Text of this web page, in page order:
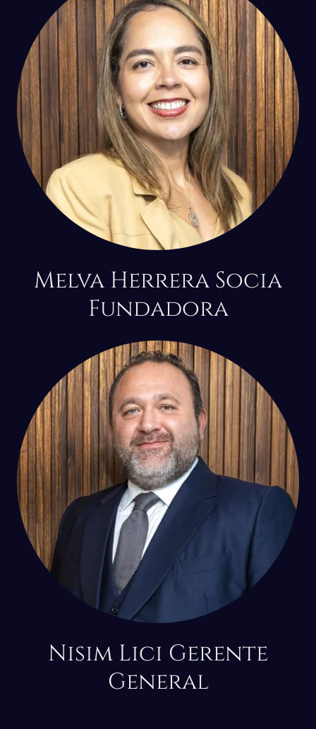
Melva Herrera Socia
Fundadora
Nisim Lici Gerente
General